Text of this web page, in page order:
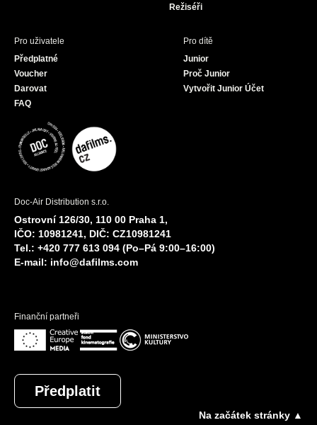
Režiséři
Pro uživatele
Předplatné
Voucher
Darovat
FAQ
Pro dítě
Junior
Proč Junior
Vytvořit Junior Účet
Doc-Air Distribution s.r.o.
Ostrovní 126/30, 110 00 Praha 1,
IČO: 10981241, DIČ: CZ10981241
Tel.: +420 777 613 094 (Po–Pá 9:00–16:00)
E-mail: info@dafilms.com
Finanční partneři
Předplatit
Na začátek stránky ▲